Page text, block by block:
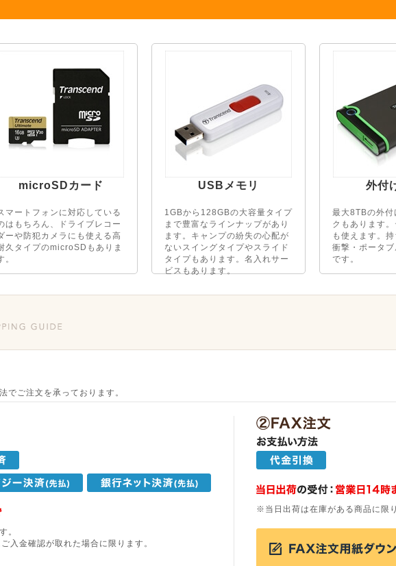
microSDカード
マートフォンに対応している
はもちろん、ドライブレコー
ーや防犯カメラにも使える高
久タイプのmicroSDもありま
。
USBメモリ
1GBから128GBの大容量タイプ
まで豊富なラインナップがあり
ます。キャンプの紛失の心配が
ないスイングタイプやスライド
タイプもあります。名入れサー
ビスもあります。
外付
最大8TBの外付
クもあります
も使えます。
衝撃・ポータ
です。
でご注文を承っております。
。
入金確認が取れた場合に限ります。
※当日出荷は在庫がある商品に限